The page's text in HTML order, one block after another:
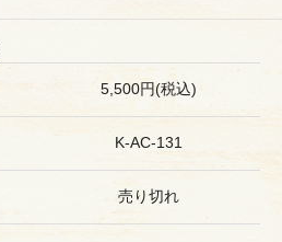
5,500円(税込)
K-AC-131
売り切れ